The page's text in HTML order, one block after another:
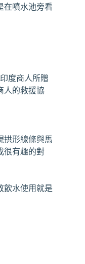
在噴水池旁看
度商人所贈
人的救援協
拱形線條與馬
很有趣的對
飲水使用就是